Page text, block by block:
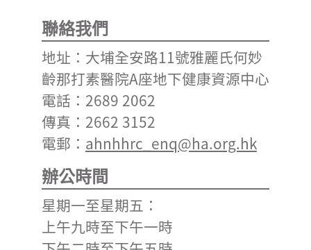
聯絡我們
地址：大埔全安路11號雅麗氏何妙
齡那打素醫院A座地下健康資源中心
電話：2689 2062
傳真：2662 3152
電郵： ahnhhrc_enq@ha.org.hk
辦公時間
星期一至星期五：
上午九時至下午一時